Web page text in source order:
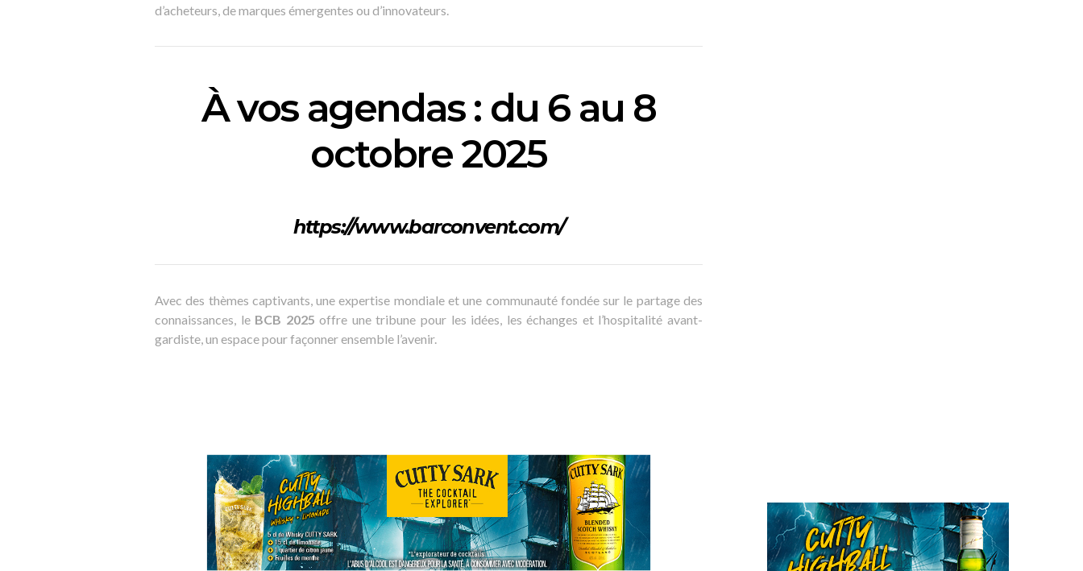
d’acheteurs, de marques émergentes ou d’innovateurs.
À vos agendas : du 6 au 8
octobre 2025
https://www.barconvent.com/
Avec des thèmes captivants, une expertise mondiale et une communauté fondée sur le partage des
connaissances, le BCB 2025 offre une tribune pour les idées, les échanges et l’hospitalité avant-
gardiste, un espace pour façonner ensemble l’avenir.